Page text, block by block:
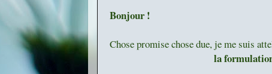
Bonjour !
Chose promise chose due, je me suis
la